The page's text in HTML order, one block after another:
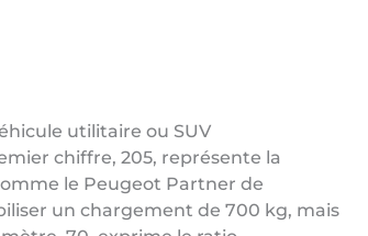
utilitaire ou SUV
chiffre, 205, représente la
le Peugeot Partner de
un chargement de 700 kg, mais